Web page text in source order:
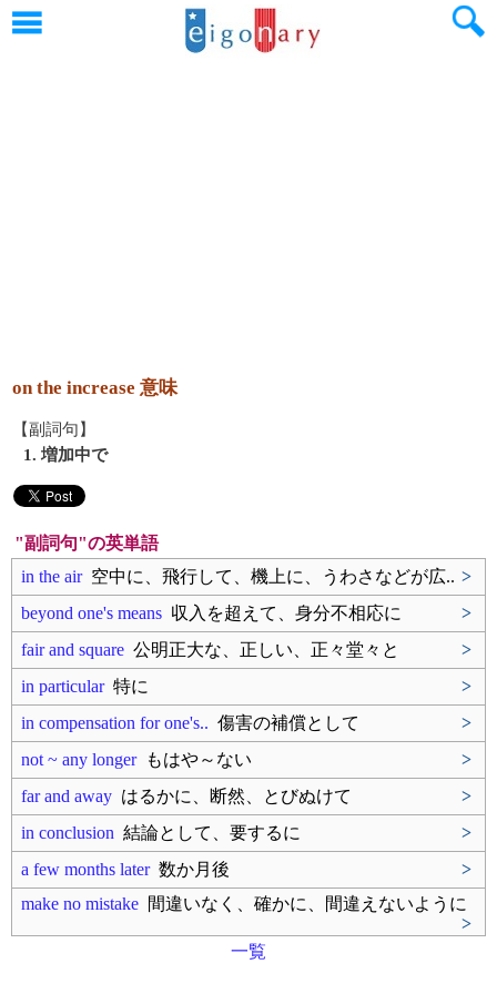
on the increase 意味
【副詞句】
1. 増加中で
"副詞句"の英単語
in the air空中に、飛行して、機上に、うわさなどが広.. >
beyond one's means 収入を超えて、身分不相応に
>
fair and square 公明正大な、正しい、正々堂々と
>
in particular特に
>
in compensation for one's.. 傷害の補償として
>
not ~ any longerもはや～ない
>
far and away はるかに、断然、とびぬけて
>
in conclusion 結論として、要するに
>
a few months later数か月後
>
make no mistake 間違いなく、確かに、間違えないように
>
一覧